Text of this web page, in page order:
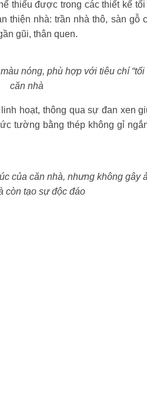
thiếu được trong các thiết kế
thiện nhà: trần nhà thô, sàn
gũi, thân quen.
nóng, phù hợp với tiêu chí “tối
căn nhà
hoạt, thông qua sự đan xen
tường bằng thép không gỉ
của căn nhà, nhưng không gây
còn tạo sự độc đáo